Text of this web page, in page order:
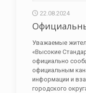
22.08.2024
Уважаемые
«Высокие
официально
официальным
информации и
городского